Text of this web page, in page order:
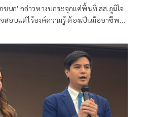
ชนก' กล่าวหางบกระจุกแค่พื้นที่ สส.ภูมิใจ
สอบแต่ไร้องค์ความรู้ ต้องเป็นมืออาชีพ